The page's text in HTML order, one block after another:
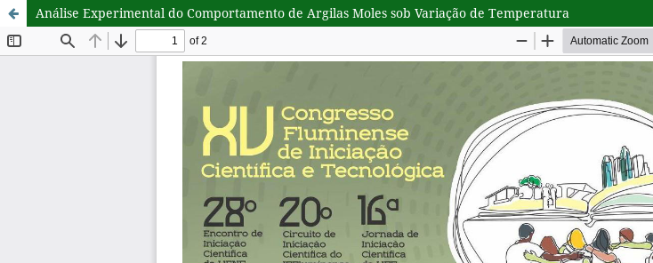
Análise Experimental do Comportamento de Argilas Moles sob Variação de Temperatura